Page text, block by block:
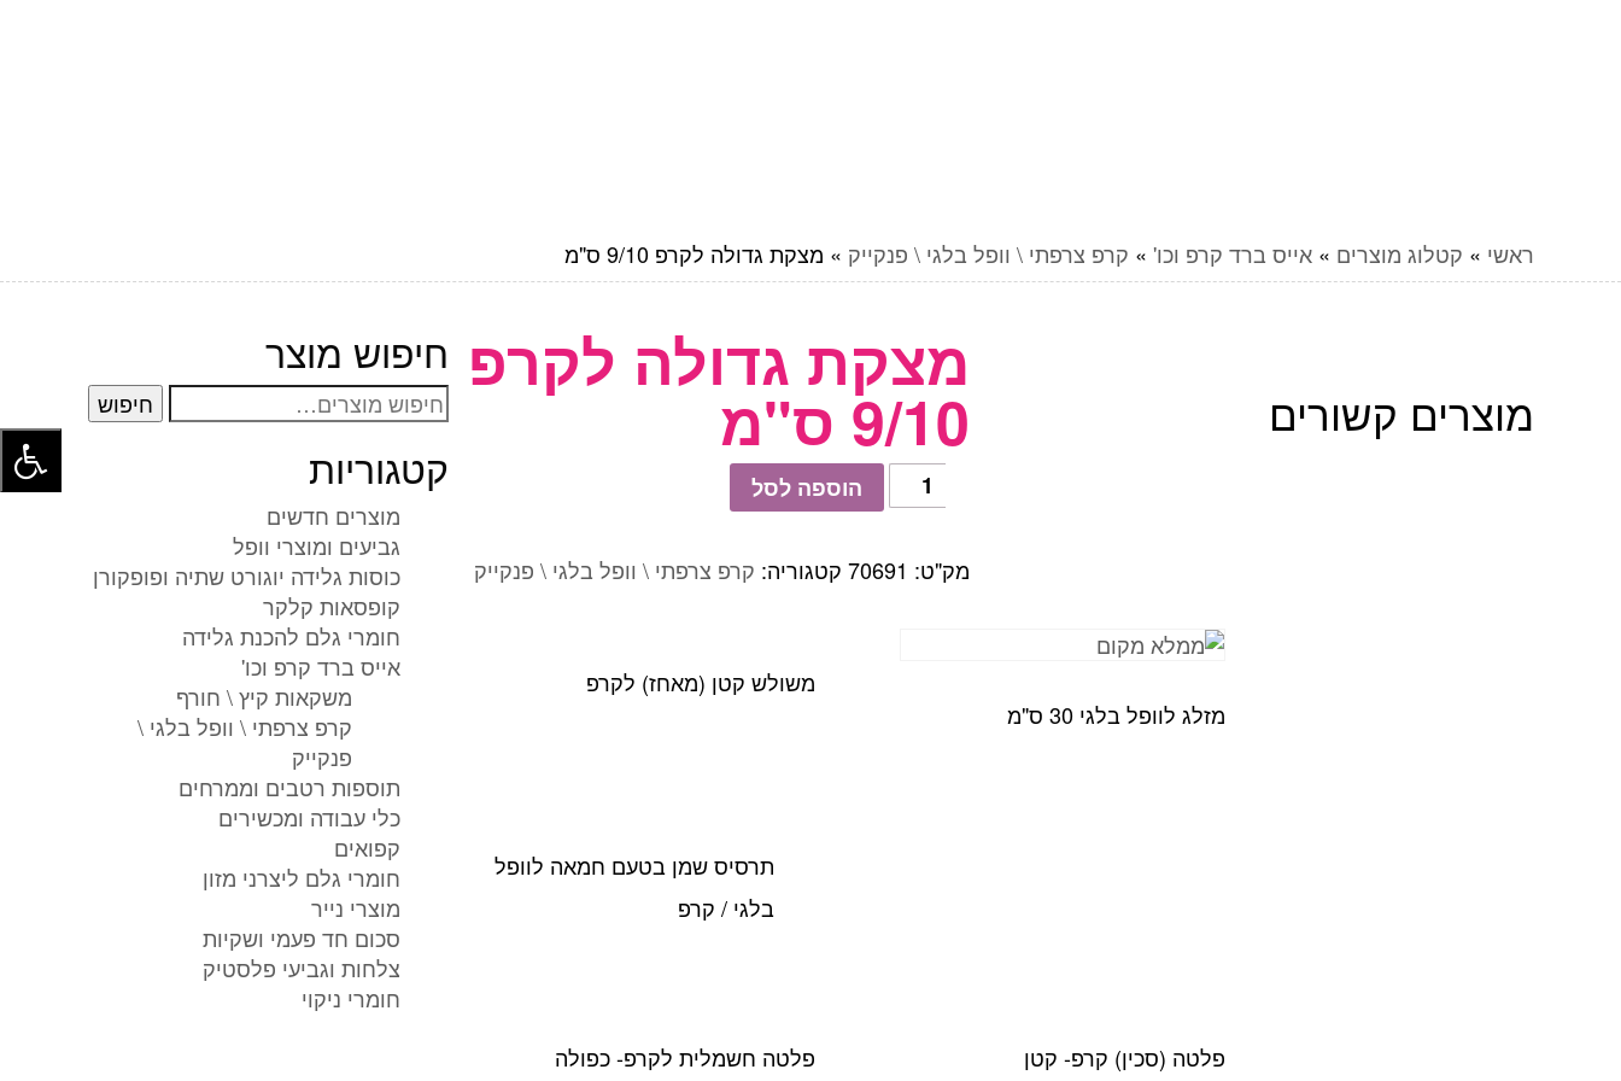
ראשי » קטלוג מוצרים » אייס ברד קרפ וכו' » קרפ צרפתי \ וופל בלגי \ פנקייק » מצקת גדולה לקרפ 9/10 ס"מ
חיפוש מוצר
חיפוש
עבור:
חיפוש
קטגוריות
מוצרים חדשים
גביעים ומוצרי וופל
כוסות גלידה יוגורט שתיה ופופקורן
קופסאות קלקר
חומרי גלם להכנת גלידה
אייס ברד קרפ וכו'
משקאות קיץ \ חורף
קרפ צרפתי \ וופל בלגי \
פנקייק
תוספות רטבים וממרחים
כלי עבודה ומכשירים
קפואים
חומרי גלם ליצרני מזון
מוצרי נייר
סכום חד פעמי ושקיות
צלחות וגביעי פלסטיק
חומרי ניקוי
מצקת גדולה לקרפ
9/10 ס"מ
כמות
של
גדולה
הוספה לסל
מק"ט: 70691 קטגוריה: קרפ צרפתי \ וופל בלגי \ פנקייק
מוצרים קשורים
משולש קטן (מאחז) לקרפ
מזלג לוופל בלגי 30 ס"מ
תרסיס שמן בטעם חמאה לוופל
בלגי / קרפ
פלטה חשמלית לקרפ- כפולה פלטה (סכין) קרפ- קטן